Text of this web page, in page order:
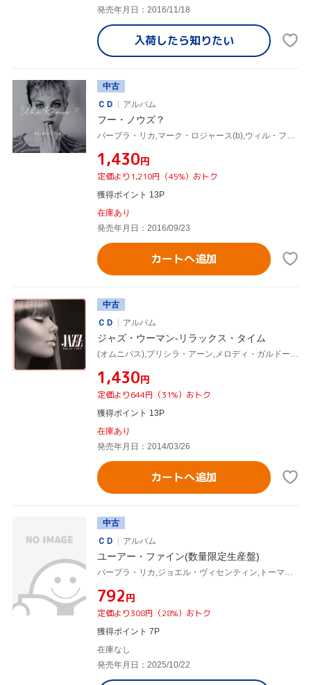
発売年月日：2016/11/18
入荷したら知りたい
中古
ＣＤ
アルバム
フー・ノウズ？
¥1,430円
定価より1,210円（45%）おトク
獲得ポイント 13P
在庫あり
発売年月日：2016/09/23
カートへ追加
中古
ＣＤ
アルバム
ジャズ・ウーマン-リラックス・タイム
¥1,430円
定価より644円（31%）おトク
獲得ポイント 13P
在庫あり
発売年月日：2014/03/26
カートへ追加
中古
ＣＤ
アルバム
ユーアー・ファイン(数量限定生産盤)
¥792円
定価より308円（28%）おトク
獲得ポイント 7P
在庫なし
発売年月日：2025/10/22